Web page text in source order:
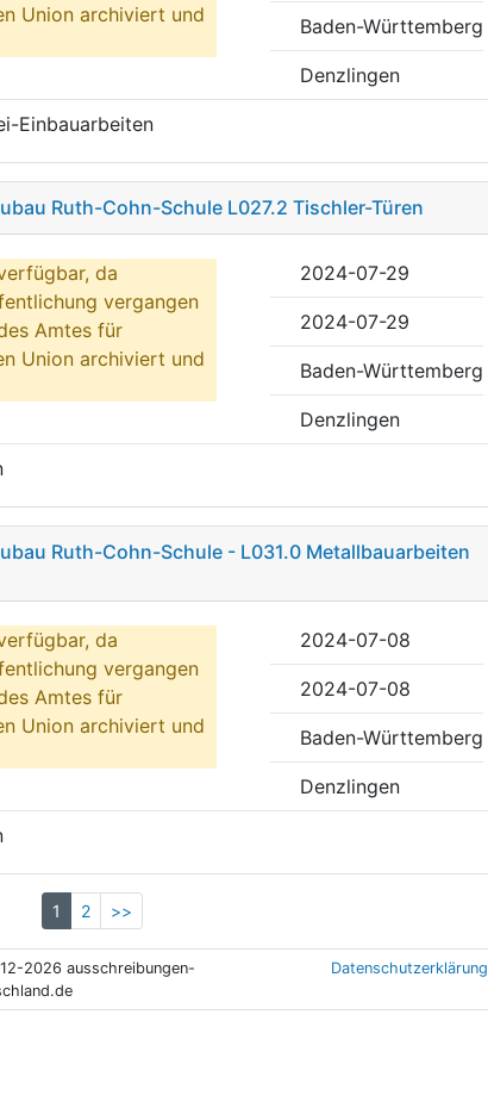
Union archiviert und
Baden-Württemberg
Denzlingen
Einbauarbeiten
Ruth-Cohn-Schule L027.2 Tischler-Türen
da
vergangen
Amtes für
Union archiviert und
2024-07-29
2024-07-29
Baden-Württemberg
Denzlingen
Ruth-Cohn-Schule - L031.0 Metallbauarbeiten
da
vergangen
Amtes für
Union archiviert und
2024-07-08
2024-07-08
Baden-Württemberg
Denzlingen
1 2 >>
2026 ausschreibungen-
Datenschutzerklärung